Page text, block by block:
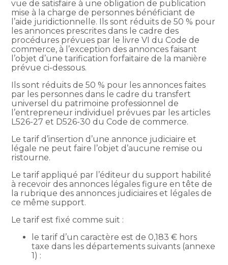
vue de satisfaire à une obligation de publication
mise à la charge de personnes bénéficiant de
l’aide juridictionnelle. Ils sont réduits de 50 % pour
les annonces prescrites dans le cadre des
procédures prévues par le livre VI du Code de
commerce, à l’exception des annonces faisant
l’objet d’une tarification forfaitaire de la manière
prévue ci-dessous.
Ils sont réduits de 50 % pour les annonces faites
par les personnes dans le cadre du transfert
universel du patrimoine professionnel de
l’entrepreneur individuel prévues par les articles
L526-27 et D526-30 du Code de commerce.
Le tarif d’insertion d’une annonce judiciaire et
légale ne peut faire l’objet d’aucune remise ou
ristourne.
Le tarif appliqué par l’éditeur du support habilité
à recevoir des annonces légales figure en tête de
la rubrique des annonces judiciaires et légales de
ce même support.
Le tarif est fixé comme suit :
le tarif d’un caractère est de 0,183 € hors
taxe dans les départements suivants (annexe
1) :